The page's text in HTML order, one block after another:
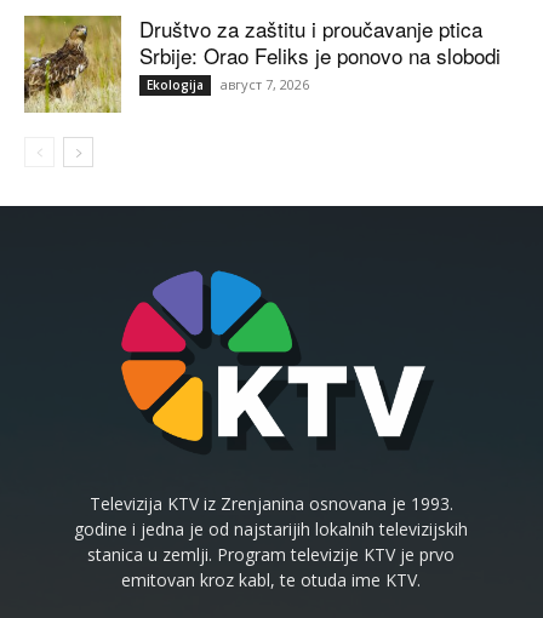
Društvo za zaštitu i proučavanje ptica
Srbije: Orao Feliks je ponovo na slobodi
Ekologija август 7, 2026
Televizija KTV iz Zrenjanina osnovana je 1993.
godine i jedna je od najstarijih lokalnih televizijskih
stanica u zemlji. Program televizije KTV je prvo
emitovan kroz kabl, te otuda ime KTV.